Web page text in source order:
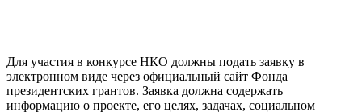
Для участия в конкурсе НКО должны подать заявку в
электронном виде через официальный сайт Фонда
президентских грантов. Заявка должна содержать
информацию о проекте, его целях, задачах, социальном